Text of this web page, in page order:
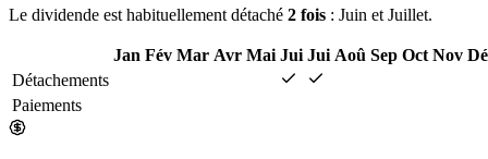
Le dividende est habituellement détaché 2 fois : Juin et Juillet.
Jan Fév Mar Avr Mai Jui Jui Aoû Sep Oct Nov
Détachements
Paiements